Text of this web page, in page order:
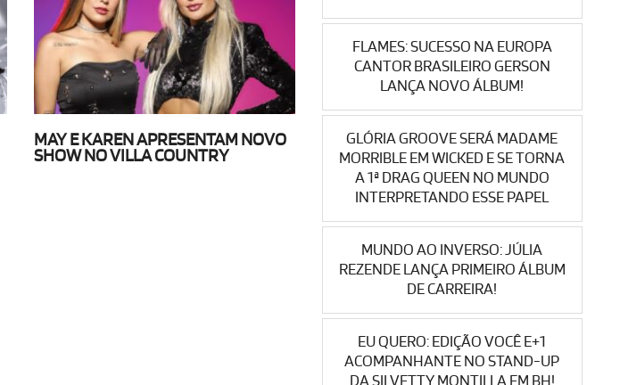
MAY E KAREN APRESENTAM NOVO
SHOW NO VILLA COUNTRY
FLAMES: SUCESSO NA EUROPA
CANTOR BRASILEIRO GERSON
LANÇA NOVO ÁLBUM!
GLÓRIA GROOVE SERÁ MADAME
MORRIBLE EM WICKED E SE TORNA
A 1ª DRAG QUEEN NO MUNDO
INTERPRETANDO ESSE PAPEL
MUNDO AO INVERSO: JÚLIA
REZENDE LANÇA PRIMEIRO ÁLBUM
DE CARREIRA!
EU QUERO: EDIÇÃO VOCÊ E+1
ACOMPANHANTE NO STAND-UP
DA SILVETTY MONTILLA EM BH!